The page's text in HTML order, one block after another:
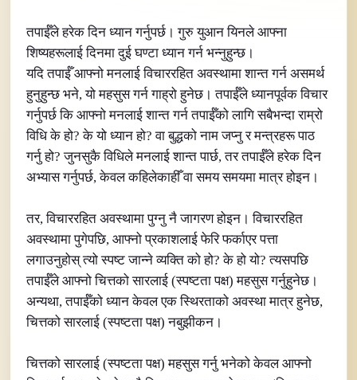
तपाईँले हरेक दिन ध्यान गर्नुपर्छ। गुरु युआन यिनले आफ्ना
शिष्यहरूलाई दिनमा दुई घण्टा ध्यान गर्न भन्नुहुन्छ।
यदि तपाईँ आफ्नो मनलाई विचाररहित अवस्थामा शान्त गर्न असमर्थ
हुनुहुन्छ भने, यो महसुस गर्न गाह्रो हुनेछ। तपाईँले ध्यानपूर्वक विचार
गर्नुपर्छ कि आफ्नो मनलाई शान्त गर्न तपाईँको लागि सबैभन्दा राम्रो
विधि के हो? के यो ध्यान हो? वा बुद्धको नाम जप्नु र मन्त्रहरू पाठ
गर्नु हो? जुनसुकै विधिले मनलाई शान्त पार्छ, तर तपाईँले हरेक दिन
अभ्यास गर्नुपर्छ, केवल कहिलेकाहीँ वा समय समयमा मात्र होइन।
तर, विचाररहित अवस्थामा पुग्नु नै जागरण होइन। विचाररहित
अवस्थामा पुगेपछि, आफ्नो प्रकाशलाई फेरि फर्काएर पत्ता
लगाउनुहोस् त्यो स्पष्ट जान्ने व्यक्ति को हो? के हो यो? त्यसपछि
तपाईँले आफ्नो चित्तको सारलाई (स्पष्टता पक्ष) महसुस गर्नुहुनेछ।
अन्यथा, तपाईँको ध्यान केवल एक स्थिरताको अवस्था मात्र हुनेछ,
चित्तको सारलाई (स्पष्टता पक्ष) नबुझीकन।
चित्तको सारलाई (स्पष्टता पक्ष) महसुस गर्नु भनेको केवल आफ्नो